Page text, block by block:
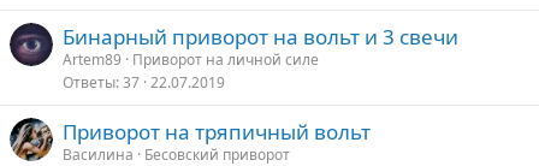
Бинарный приворот на вольт и 3 свечи
Artem89
Приворот на личной силе
Ответы 37 22.07.2019
Приворот на тряпичный вольт
Василина
Бесовский приворот